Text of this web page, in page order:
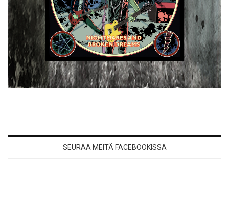
SEURAA MEITÄ FACEBOOKISSA